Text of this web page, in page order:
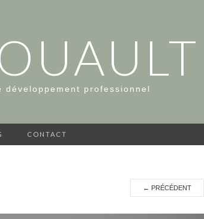
professionnel
CONTACT
← PRÉCÉDENT